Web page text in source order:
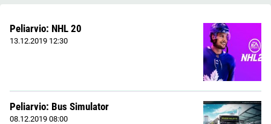
Peliarvio: NHL 20
13.12.2019 12:30
Peliarvio: Bus Simulator
08.12.2019 08:00